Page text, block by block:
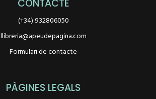
CONTACTE
(+34) 932806050
llibreria@apeudepagina.com
Formulari de contacte
PÀGINES LEGALS